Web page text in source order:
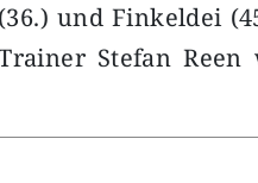
und Finkeldei
Stefan